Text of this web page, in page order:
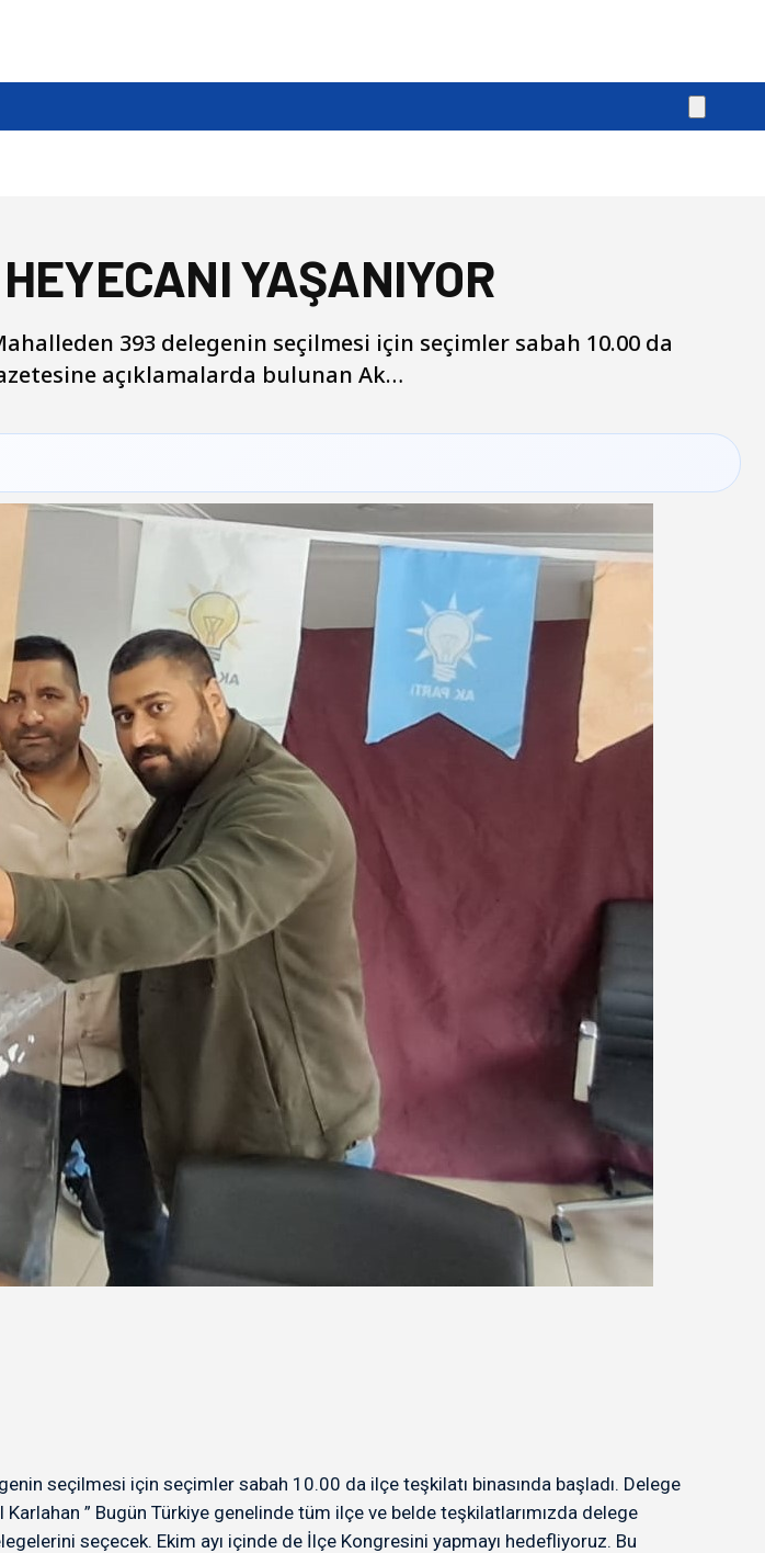
YAŞANIYOR
393 delegenin seçilmesi için seçimler sabah 10.00 da
açıklamalarda bulunan Ak…
seçilmesi için seçimler sabah 10.00 da ilçe teşkilatı binasında başladı. Delege
” Bugün Türkiye genelinde tüm ilçe ve belde teşkilatlarımızda delege
seçecek. Ekim ayı içinde de İlçe Kongresini yapmayı hedefliyoruz. Bu